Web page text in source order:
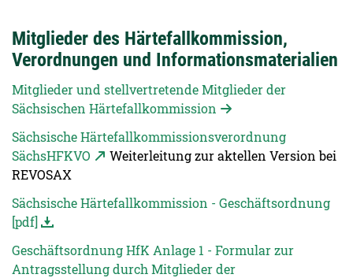
Mitglieder des Härtefallkommission,
Verordnungen und Informationsmaterialien
Mitglieder und stellvertretende Mitglieder der
Sächsischen Härtefallkommission
Sächsische Härtefallkommissionsverordnung
SächsHFKVO
Weiterleitung zur aktellen Version bei
REVOSAX
Sächsische Härtefallkommission - Geschäftsordnung
[pdf]
Geschäftsordnung HfK Anlage 1 - Formular zur
Antragsstellung durch Mitglieder der